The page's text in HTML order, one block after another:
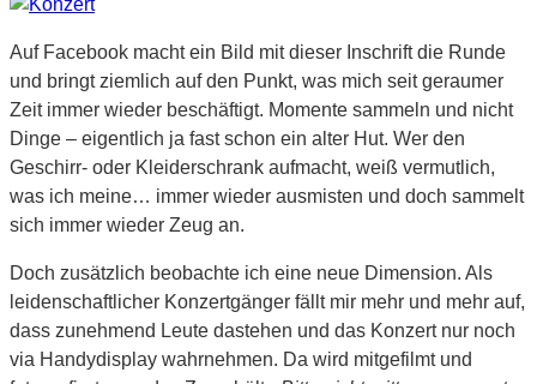
Auf Facebook macht ein Bild mit dieser Inschrift die Runde
und bringt ziemlich auf den Punkt, was mich seit geraumer
Zeit immer wieder beschäftigt. Momente sammeln und nicht
Dinge – eigentlich ja fast schon ein alter Hut. Wer den
Geschirr- oder Kleiderschrank aufmacht, weiß vermutlich,
was ich meine… immer wieder ausmisten und doch sammelt
sich immer wieder Zeug an.
Doch zusätzlich beobachte ich eine neue Dimension. Als
leidenschaftlicher Konzertgänger fällt mir mehr und mehr auf,
dass zunehmend Leute dastehen und das Konzert nur noch
via Handydisplay wahrnehmen. Da wird mitgefilmt und